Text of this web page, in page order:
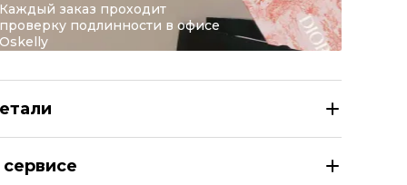
Каждый заказ проходит
проверку подлинности в офисе
Oskelly